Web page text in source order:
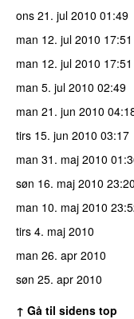
ons 21. jul 2010 01:49
man 12. jul 2010 17:51
man 12. jul 2010 17:51
man 5. jul 2010 02:49
man 21. jun 2010
tirs 15. jun 2010 03:17
man 31. maj 2010
søn 16. maj 2010 23:20
man 10. maj 2010
tirs 4. maj 2010
man 26. apr 2010
søn 25. apr 2010
↑ Gå til sidens top